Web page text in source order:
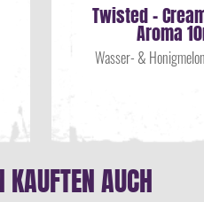
Twisted -
Aroma
Wasser- &
KAUFTEN AUCH